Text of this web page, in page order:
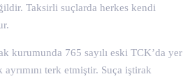
Taksirli suçlarda herkes kendi
kurumunda 765 sayılı eski TCK’da yer
terk etmiştir. Suça iştirak